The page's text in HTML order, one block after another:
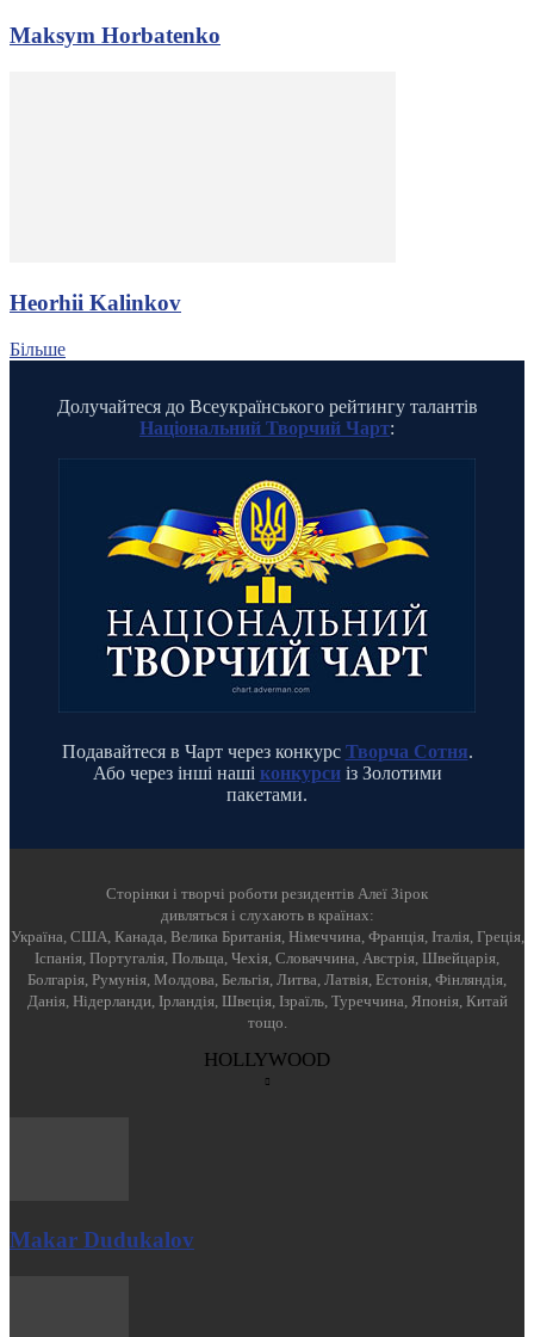
Maksym Horbatenko
Heorhii Kalinkov
Більше
Долучайтеся до Всеукраїнського рейтингу талантів
Національний Творчий Чарт:
Подавайтеся в Чарт через конкурс Творча Сотня.
Або через інші наші конкурсиіз Золотими
пакетами.
Cторінки і творчі роботи резидентів Алеї Зірок
дивляться і слухають в країнах:
Україна, США, Канада, Велика Британія, Німеччина, Франція, Італія, Греція,
Іспанія, Португалія, Польща, Чехія, Словаччина, Австрія, Швейцарія,
Болгарія, Румунія, Молдова, Бельгія, Литва, Латвія, Естонія, Фінляндія,
Данія, Нідерланди, Ірландія, Швеція, Ізраїль, Туреччина, Японія, Китай
тощо.
HOLLYWOOD
Makar Dudukalov